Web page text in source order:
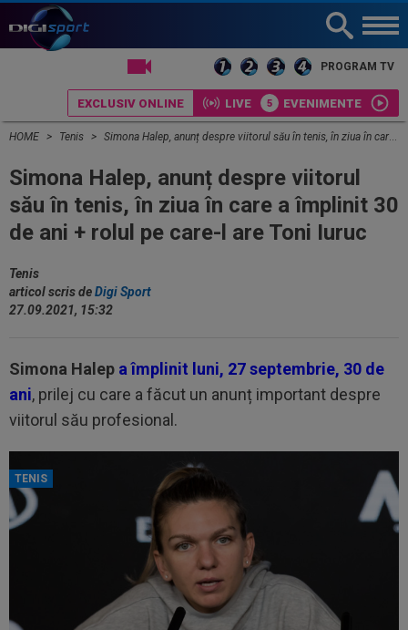
PROGRAM TV
EXCLUSIV ONLINE LIVE EVENIMENTE
HOME Tenis Simona Halep, anunț despre viitorul său în tenis, în ziua în care a împlinit 30 de ani + rolul pe care-l are Toni Iuruc
Simona Halep, anunț despre viitorul
său în tenis, în ziua în care a împlinit 30
de ani + rolul pe care-l are Toni Iuruc
Tenis
articol scris deDigi Sport
27.09.2021, 15:32
Simona Halep a împlinit luni, 27 septembrie, 30 de
ani, prilej cu care a făcut un anunț important despre
viitorul său profesional.
TENIS